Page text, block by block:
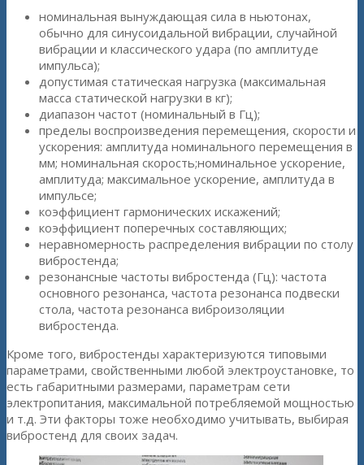
номинальная вынуждающая сила в ньютонах,
обычно для синусоидальной вибрации, случайной
вибрации и классического удара (по амплитуде
импульса);
допустимая статическая нагрузка (максимальная
масса статической нагрузки в кг);
диапазон частот (номинальный в Гц);
пределы воспроизведения перемещения, скорости и
ускорения: амплитуда номинального перемещения в
мм; номинальная скорость;номинальное ускорение,
амплитуда; максимальное ускорение, амплитуда в
импульсе;
коэффициент гармонических искажений;
коэффициент поперечных составляющих;
неравномерность распределения вибрации по столу
вибростенда;
резонансные частоты вибростенда (Гц): частота
основного резонанса, частота резонанса подвески
стола, частота резонанса виброизоляции
вибростенда.
Кроме того, вибростенды характеризуются типовыми
параметрами, свойственными любой электроустановке, то
есть габаритными размерами, параметрам сети
электропитания, максимальной потребляемой мощностью
и т.д. Эти факторы тоже необходимо учитывать, выбирая
вибростенд для своих задач.